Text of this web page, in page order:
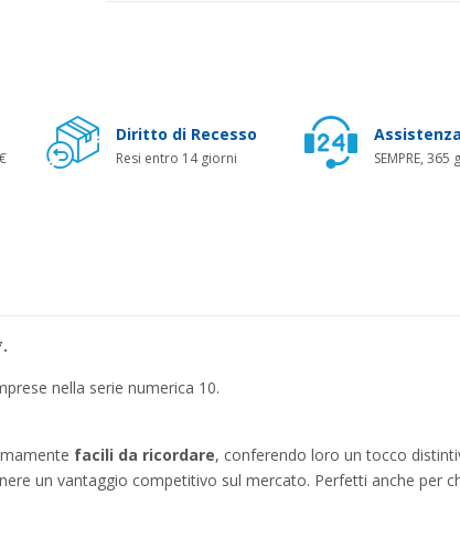
Diritto di Recesso
Resi entro 14 giorni SEMPRE, 365
nella serie numerica 10.
facili da ricordare, conferendo loro un tocco
un vantaggio competitivo sul mercato. Perfetti anche per